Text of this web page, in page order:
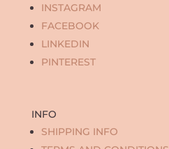
INSTAGRAM
FACEBOOK
LINKEDIN
PINTEREST
INFO
SHIPPING INFO